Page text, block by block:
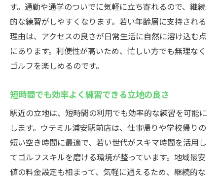
す。通勤や通学のついでに気軽に立ち寄れるので、継続
的な練習がしやすくなります。若い年齢層に支持される
理由は、アクセスの良さが日常生活に自然に溶け込む点
にあります。利便性が高いため、忙しい方でも無理なく
ゴルフを楽しめるのです。
短時間でも効率よく練習できる立地の良さ
駅近の立地は、短時間の利用でも効率的な練習を可能に
します。ウテミル浦安駅前店は、仕事帰りや学校帰りの
短い空き時間に最適で、若い世代がスキマ時間を活用し
てゴルフスキルを磨ける環境が整っています。地域最安
値の料金設定も相まって、気軽に通えるため、継続的な